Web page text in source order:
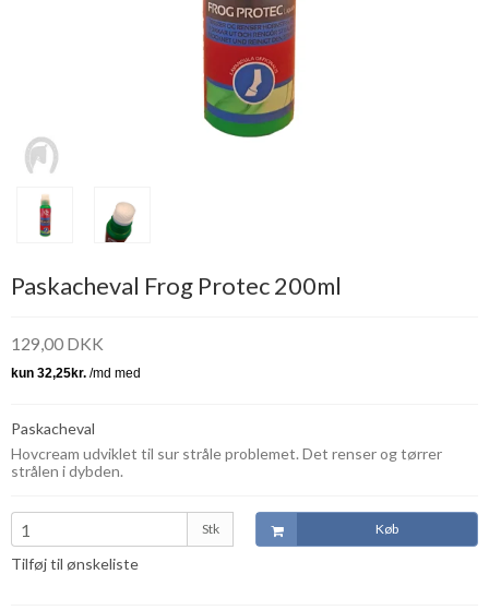
Paskacheval Frog Protec 200ml
129,00 DKK
Paskacheval
Hovcream udviklet til sur stråle problemet. Det renser og tørrer
strålen i dybden.
Stk Køb
Tilføj til ønskeliste